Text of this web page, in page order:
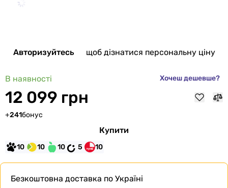
Авторизуйтесь щоб дізнатися персональну ціну
В наявності Хочеш дешевше?
12 099 грн
+241бонус
Купити
10 10 10 5 10
Безкоштовна доставка по Україні